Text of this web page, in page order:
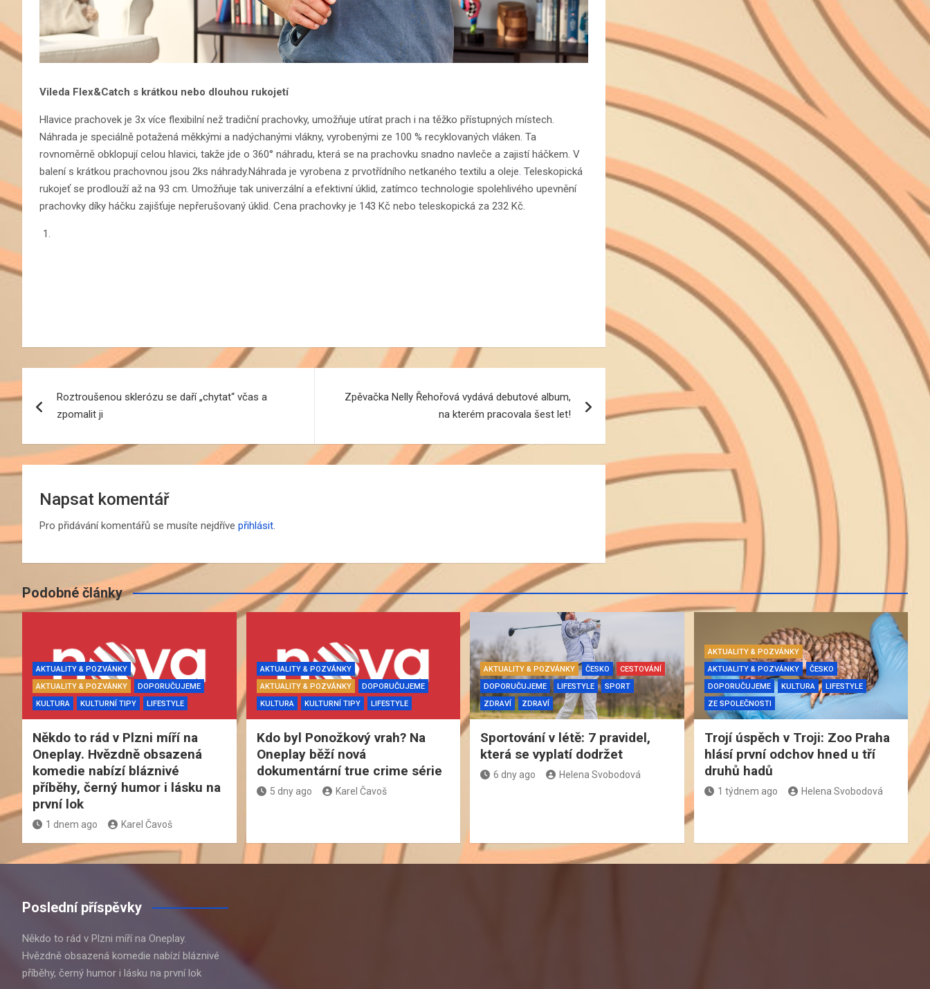
Vileda Flex&Catch s krátkou nebo dlouhou rukojetí
Hlavice prachovek je 3x více flexibilní než tradiční prachovky, umožňuje utírat prach i na těžko přístupných místech.
Náhrada je speciálně potažená měkkými a nadýchanými vlákny, vyrobenými ze 100 % recyklovaných vláken. Ta
rovnoměrně obklopují celou hlavici, takže jde o 360° náhradu, která se na prachovku snadno navleče a zajistí háčkem. V
balení s krátkou prachovnou jsou 2ks náhrady.Náhrada je vyrobena z prvotřídního netkaného textilu a oleje. Teleskopická
rukojeť se prodlouží až na 93 cm. Umožňuje tak univerzální a efektivní úklid, zatímco technologie spolehlivého upevnění
prachovky díky háčku zajišťuje nepřerušovaný úklid. Cena prachovky je 143 Kč nebo teleskopická za 232 Kč.
Navigace
pro
příspěvek
Roztroušenou sklerózu se daří „chytat“ včas a
zpomalit ji
Zpěvačka Nelly Řehořová vydává debutové album,
na kterém pracovala šest let!
Napsat komentář
Pro přidávání komentářů se musíte nejdříve přihlásit.
Podobné články
AKTUALITY & POZVÁNKY
AKTUALITY & POZVÁNKY
DOPORUČUJEME
KULTURA
KULTURNÍ TIPY LIFESTYLE
Někdo to rád v Plzni míří na
Oneplay. Hvězdně obsazená
komedie nabízí bláznivé
příběhy, černý humor i lásku na
první lok
1 dnem ago Karel Čavoš
AKTUALITY & POZVÁNKY
AKTUALITY & POZVÁNKY
DOPORUČUJEME
KULTURA
KULTURNÍ TIPY LIFESTYLE
Kdo byl Ponožkový vrah? Na
Oneplay běží nová
dokumentární true crime série
5 dny ago Karel Čavoš
AKTUALITY & POZVÁNKY ČESKO
CESTOVÁNÍ
DOPORUČUJEME
LIFESTYLE
SPORT
ZDRAVÍ
ZDRAVÍ
Sportování v létě: 7 pravidel,
která se vyplatí dodržet
6 dny ago Helena Svobodová
AKTUALITY & POZVÁNKY
AKTUALITY & POZVÁNKY
ČESKO
DOPORUČUJEME
KULTURA
LIFESTYLE
ZE SPOLEČNOSTI
Trojí úspěch v Troji: Zoo Praha
hlásí první odchov hned u tří
druhů hadů
1 týdnem ago Helena Svobodová
Poslední příspěvky
Někdo to rád v Plzni míří na Oneplay.
Hvězdně obsazená komedie nabízí bláznivé
příběhy, černý humor i lásku na první lok